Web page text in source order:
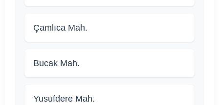
Çamlıca Mah.
Bucak Mah.
Yusufdere Mah.